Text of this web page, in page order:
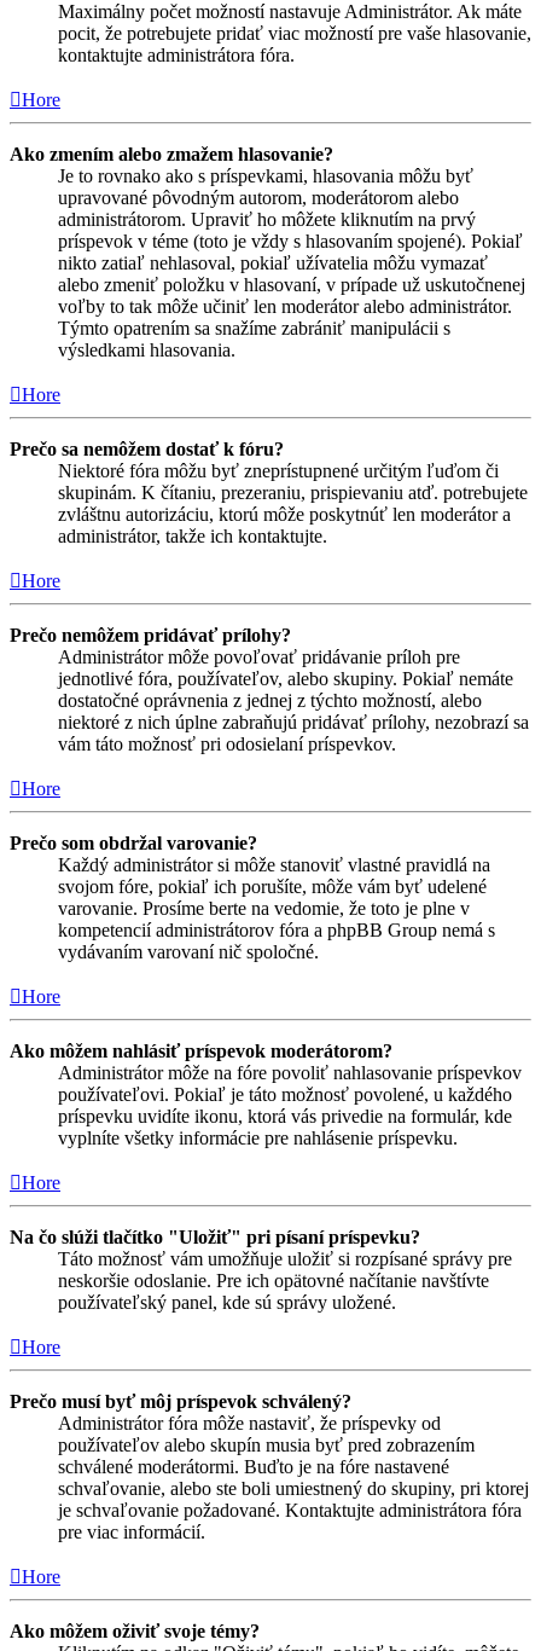
Maximálny počet možností nastavuje Administrátor. Ak máte
pocit, že potrebujete pridať viac možností pre vaše hlasovanie,
kontaktujte administrátora fóra.
Hore
Ako zmením alebo zmažem hlasovanie?
Je to rovnako ako s príspevkami, hlasovania môžu byť
upravované pôvodným autorom, moderátorom alebo
administrátorom. Upraviť ho môžete kliknutím na prvý
príspevok v téme (toto je vždy s hlasovaním spojené). Pokiaľ
nikto zatiaľ nehlasoval, pokiaľ užívatelia môžu vymazať
alebo zmeniť položku v hlasovaní, v prípade už uskutočnenej
voľby to tak môže učiniť len moderátor alebo administrátor.
Týmto opatrením sa snažíme zabrániť manipulácii s
výsledkami hlasovania.
Hore
Prečo sa nemôžem dostať k fóru?
Niektoré fóra môžu byť zneprístupnené určitým ľuďom či
skupinám. K čítaniu, prezeraniu, prispievaniu atď. potrebujete
zvláštnu autorizáciu, ktorú môže poskytnúť len moderátor a
administrátor, takže ich kontaktujte.
Hore
Prečo nemôžem pridávať prílohy?
Administrátor môže povoľovať pridávanie príloh pre
jednotlivé fóra, používateľov, alebo skupiny. Pokiaľ nemáte
dostatočné oprávnenia z jednej z týchto možností, alebo
niektoré z nich úplne zabraňujú pridávať prílohy, nezobrazí sa
vám táto možnosť pri odosielaní príspevkov.
Hore
Prečo som obdržal varovanie?
Každý administrátor si môže stanoviť vlastné pravidlá na
svojom fóre, pokiaľ ich porušíte, môže vám byť udelené
varovanie. Prosíme berte na vedomie, že toto je plne v
kompetencií administrátorov fóra a phpBB Group nemá s
vydávaním varovaní nič spoločné.
Hore
Ako môžem nahlásiť príspevok moderátorom?
Administrátor môže na fóre povoliť nahlasovanie príspevkov
používateľovi. Pokiaľ je táto možnosť povolené, u každého
príspevku uvidíte ikonu, ktorá vás privedie na formulár, kde
vyplníte všetky informácie pre nahlásenie príspevku.
Hore
Na čo slúži tlačítko "Uložiť" pri písaní príspevku?
Táto možnosť vám umožňuje uložiť si rozpísané správy pre
neskoršie odoslanie. Pre ich opätovné načítanie navštívte
používateľský panel, kde sú správy uložené.
Hore
Prečo musí byť môj príspevok schválený?
Administrátor fóra môže nastaviť, že príspevky od
používateľov alebo skupín musia byť pred zobrazením
schválené moderátormi. Buďto je na fóre nastavené
schvaľovanie, alebo ste boli umiestnený do skupiny, pri ktorej
je schvaľovanie požadované. Kontaktujte administrátora fóra
pre viac informácií.
Hore
Ako môžem oživiť svoje témy?